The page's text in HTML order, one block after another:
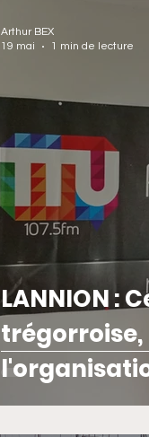
LANNION :
locaux
Arthur BEX
19 mai
1 min de lecture